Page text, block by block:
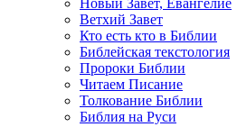
Ветхий Завет
Кто есть кто в Библии
Библейская текстология
Пророки Библии
Читаем Писание
Толкование Библии
Библия на Руси